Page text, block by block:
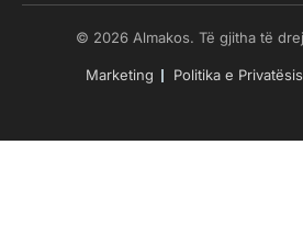
© 2026 Almakos. Të gjitha të
Marketing Politika e